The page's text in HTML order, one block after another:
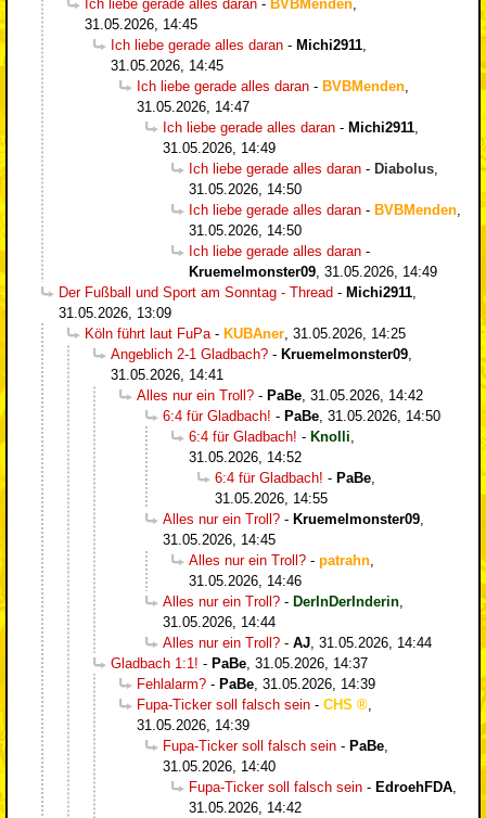
Ich liebe gerade alles daran - BVBMenden
31.05.2026, 14:45
Ich liebe gerade alles daran - Michi2911
31.05.2026, 14:45
Ich liebe gerade alles daran - BVBMenden
31.05.2026, 14:47
Ich liebe gerade alles daran - Michi2911
31.05.2026, 14:49
Ich liebe gerade alles daran - Diabolus
31.05.2026, 14:50
Ich liebe gerade alles daran - BVBMenden
31.05.2026, 14:50
Ich liebe gerade alles daran -
Kruemelmonster09 31.05.2026, 14:49
Der Fußball und Sport am Sonntag - Thread - Michi2911
31.05.2026, 13:09
Köln führt laut FuPa - KUBAner 31.05.2026, 14:25
Angeblich 2-1 Gladbach? - Kruemelmonster09
31.05.2026, 14:41
Alles nur ein Troll? - PaBe 31.05.2026, 14:42
6:4 für Gladbach! - PaBe 31.05.2026, 14:50
6:4 für Gladbach! - Knolli
31.05.2026, 14:52
6:4 für Gladbach! - PaBe
31.05.2026, 14:55
Alles nur ein Troll? - Kruemelmonster09
31.05.2026, 14:45
Alles nur ein Troll? - patrahn
31.05.2026, 14:46
Alles nur ein Troll? - DerInDerInderin
31.05.2026, 14:44
Alles nur ein Troll? - AJ 31.05.2026, 14:44
Gladbach 1:1! - PaBe 31.05.2026, 14:37
Fehlalarm? - PaBe 31.05.2026, 14:39
Fupa-Ticker soll falsch sein - CHS
31.05.2026, 14:39
Fupa-Ticker soll falsch sein - PaBe
31.05.2026, 14:40
Fupa-Ticker soll falsch sein - EdroehFDA
31.05.2026, 14:42